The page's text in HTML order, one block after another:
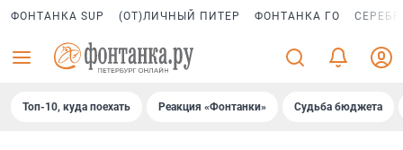
ФОНТАНКА SUP (ОТ)ЛИЧНЫЙ ПИТЕР ФОНТАНКА ГО
Топ-10, куда поехать Реакция «Фонтанки» Судьба бюджета